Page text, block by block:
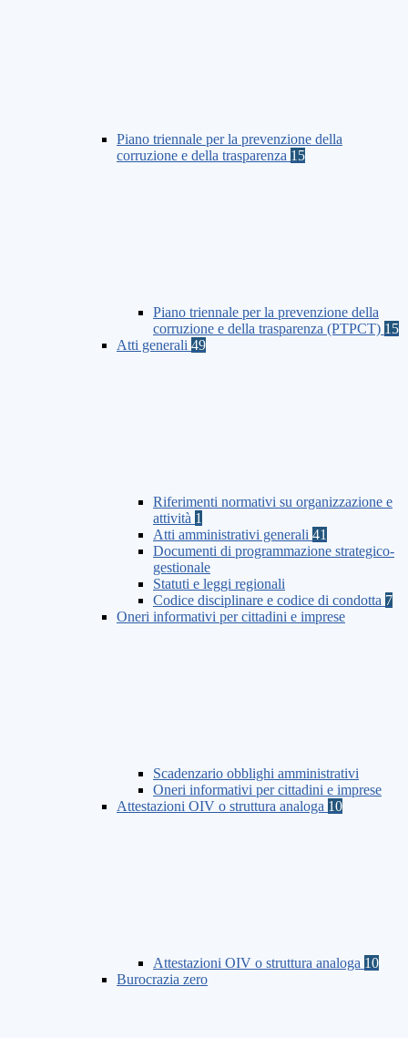
Piano triennale per la prevenzione della
corruzione e della trasparenza 15
Piano triennale per la prevenzione della
corruzione e della trasparenza (PTPCT) 15
Atti generali 49
Riferimenti normativi su organizzazione e
attività 1
Atti amministrativi generali 41
Documenti di programmazione strategico-
gestionale
Statuti e leggi regionali
Codice disciplinare e codice di condotta 7
Oneri informativi per cittadini e imprese
Scadenzario obblighi amministrativi
Oneri informativi per cittadini e imprese
Attestazioni OIV o struttura analoga 10
Attestazioni OIV o struttura analoga 10
Burocrazia zero